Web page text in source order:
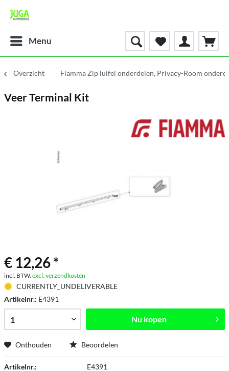
Menu
Overzicht Fiamma Zip luifel onderdelen, Privacy-Room
Veer Terminal Kit
€ 12,26 *
incl. BTW. excl. verzendkosten
CURRENTLY_UNDELIVERABLE
Artikelnr.: E4391
Nu kopen
Onthouden Beoordelen
Artikelnr.: E4391